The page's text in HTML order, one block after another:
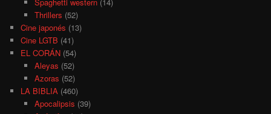
Spaghetti western(14)
Thrillers (52)
Cine japonés (13)
Cine LGTB (41)
EL CORÁN (54)
Aleyas (52)
Azoras (52)
LA BIBLIA (460)
Apocalipsis (39)